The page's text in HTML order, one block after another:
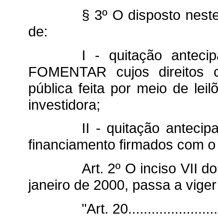
§ 3º O disposto
de:
I - quitação
FOMENTAR cujos direitos
pública feita por meio de
investidora;
II - quitação
financiamento firmados com
Art. 2º O inciso VII
janeiro de 2000, passa a
"Art.